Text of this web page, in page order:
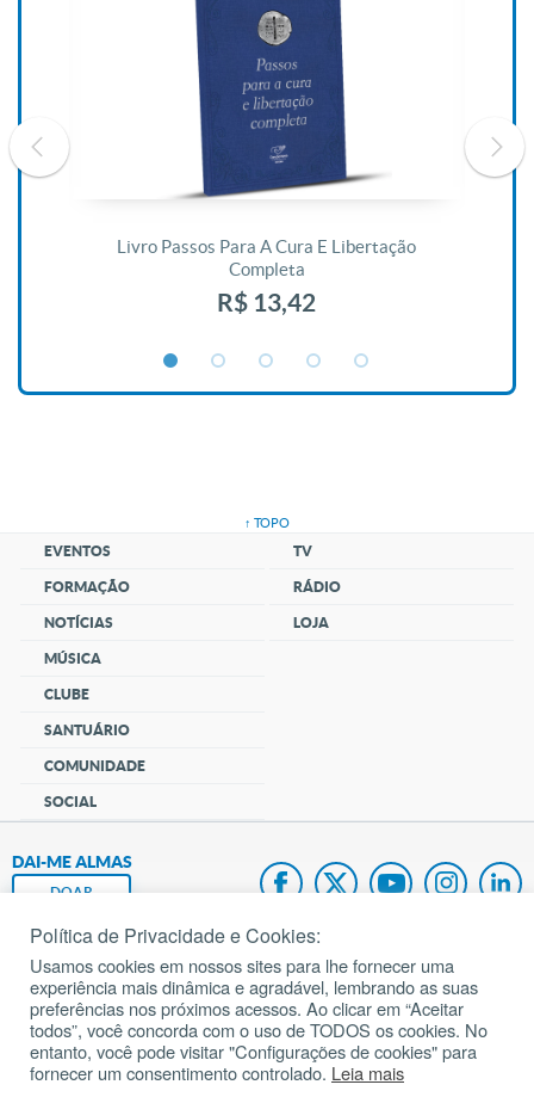
Livro Passos Para A Cura E Libertação
Completa
R$ 13,42
↑ TOPO
EVENTOS
FORMAÇÃO
NOTÍCIAS
MÚSICA
CLUBE
SANTUÁRIO
COMUNIDADE
SOCIAL
TV
RÁDIO
LOJA
DAI-ME ALMAS
DOAR
Fundação João Paulo II
Pedido de Oração
Mapa do site
Política de Privacidade e Cookies:
Usamos cookies em nossos sites para lhe fornecer uma
experiência mais dinâmica e agradável, lembrando as suas
preferências nos próximos acessos. Ao clicar em “Aceitar
todos”, você concorda com o uso de TODOS os cookies. No
entanto, você pode visitar "Configurações de cookies" para
fornecer um consentimento controlado. Leia mais